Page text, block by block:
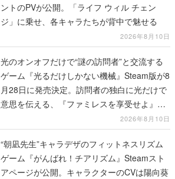
ントのPVが公開。「ライフ ウィル チェン
ジ」に乗せ、各キャラたちが背中で魅せる
2026年8月10日
光のオンオフだけで“謎の訪問者”と交流する
ゲーム『光るだけしかない機械』Steam版が8
月28日に発売決定。訪問者の独白に光だけで
意思を伝える、『ファミレスを享受せよ』開
2026年8月10日
“朝凪先生”キャラデザのフィットネスリズム
ゲーム『がんばれ！チアリズム』Steamスト
アページが公開。キャラクターのCVは陽向葵